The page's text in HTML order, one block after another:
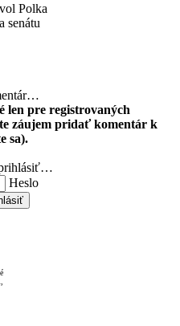
Polka
senátu
len pre registrovaných
záujem pridať komentár k
sa).
prihlásiť…
Heslo